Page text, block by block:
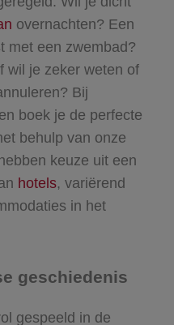
overnachten? Een
met een zwembad?
wil je zeker weten of
Bij
boek je de perfecte
behulp van onze
keuze uit een
hotels, variërend
in het
geschiedenis
gespeeld in de